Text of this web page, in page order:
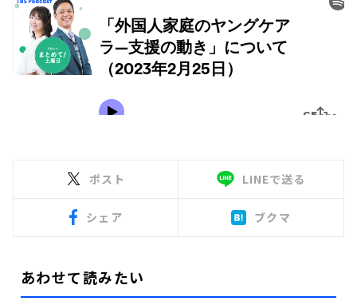
ポスト LINEで送る
シェア ブクマ
あわせて読みたい